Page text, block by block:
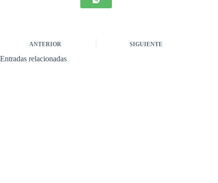
ANTERIOR SIGUIENTE
Entradas relacionadas